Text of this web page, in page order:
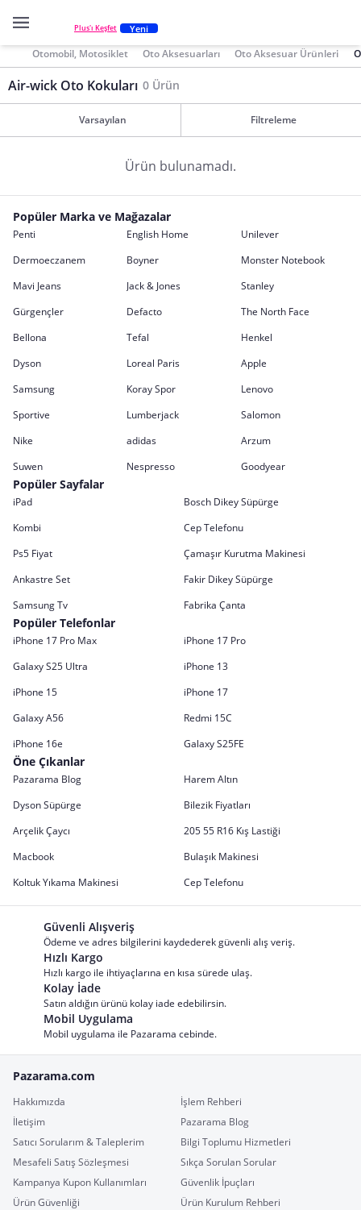
Plus'ı Keşfet Yeni
Otomobil, Motosiklet Oto Aksesuarları Oto Aksesuar Ürünleri
Air-wick Oto Kokuları 0 Ürün
Varsayılan Filtreleme
Ürün bulunamadı.
Popüler Marka ve Mağazalar
Penti English Home
Unilever
Dermoeczanem
Boyner
Monster Notebook
Mavi Jeans
Jack & Jones
Stanley
Gürgençler
Defacto
The North Face
Bellona
Tefal
Henkel
Dyson
Loreal Paris
Apple
Samsung
Koray Spor
Lenovo
Sportive
Lumberjack
Salomon
Nike
adidas
Arzum
Suwen
Nespresso Goodyear
Popüler Sayfalar
iPad
Bosch Dikey Süpürge
Kombi
Cep Telefonu
Ps5 Fiyat
Çamaşır Kurutma Makinesi
Ankastre Set
Fakir Dikey Süpürge
Samsung Tv
Fabrika Çanta
Popüler Telefonlar
iPhone 17 Pro Max
iPhone 17 Pro
Galaxy S25 Ultra
iPhone 13
iPhone 15
iPhone 17
Galaxy A56
Redmi 15C
iPhone 16e
Galaxy S25FE
Öne Çıkanlar
Pazarama Blog
Harem Altın
Dyson Süpürge
Bilezik Fiyatları
Arçelik Çaycı
205 55 R16 Kış Lastiği
Macbook
Bulaşık Makinesi
Koltuk Yıkama Makinesi
Cep Telefonu
Güvenli Alışveriş
Ödeme ve adres bilgilerini kaydederek güvenli alış veriş.
Hızlı Kargo
Hızlı kargo ile ihtiyaçlarına en kısa sürede ulaş.
Kolay İade
Satın aldığın ürünü kolay iade edebilirsin.
Mobil Uygulama
Mobil uygulama ile Pazarama cebinde.
Pazarama.com
Hakkımızda
İşlem Rehberi
İletişim
Pazarama Blog
Satıcı Sorularım & Taleplerim
Bilgi Toplumu Hizmetleri
Mesafeli Satış Sözleşmesi
Sıkça Sorulan Sorular
Kampanya Kupon Kullanımları
Güvenlik İpuçları
Ürün Güvenliği
Ürün Kurulum Rehberi